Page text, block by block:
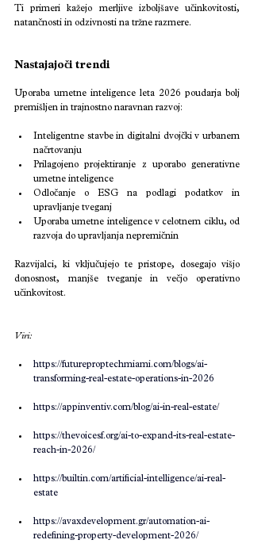
Ti primeri kažejo merljive izboljšave učinkovitosti,
natančnosti in odzivnosti na tržne razmere.
Nastajajoči trendi
Uporaba umetne inteligence leta 2026 poudarja bolj
premišljen in trajnostno naravnan razvoj:
Inteligentne stavbe in digitalni dvojčki v urbanem
načrtovanju
Prilagojeno projektiranje z uporabo generativne
umetne inteligence
Odločanje o ESG na podlagi podatkov in
upravljanje tveganj
Uporaba umetne inteligence v celotnem ciklu, od
razvoja do upravljanja nepremičnin
Razvijalci, ki vključujejo te pristope, dosegajo višjo
donosnost, manjše tveganje in večjo operativno
učinkovitost.
Viri:
https://futureproptechmiami.com/blogs/ai-
transforming-real-estate-operations-in-2026​
https://appinventiv.com/blog/ai-in-real-estate/​
https://thevoicesf.org/ai-to-expand-its-real-estate-
reach-in-2026/​
https://builtin.com/artificial-intelligence/ai-real-
estate​
https://avaxdevelopment.gr/automation-ai-
redefining-property-development-2026/​